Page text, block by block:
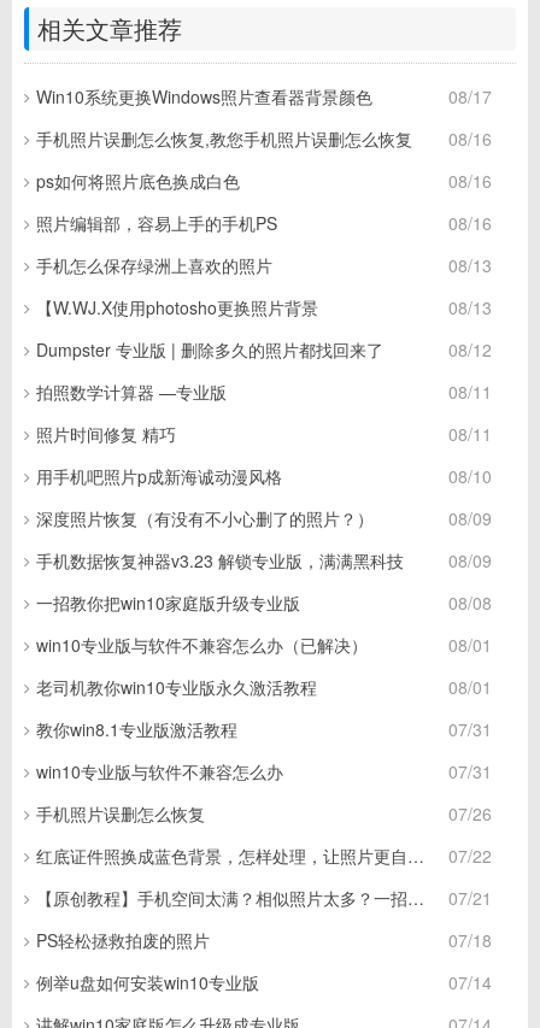
相关文章推荐
08/17
Win10系统更换Windows照片查看器背景颜色
08/16
手机照片误删怎么恢复,教您手机照片误删怎么恢复
08/16
ps如何将照片底色换成白色
08/16
照片编辑部，容易上手的手机PS
08/13
手机怎么保存绿洲上喜欢的照片
08/13
【W.WJ.X使用photosho更换照片背景
08/12
Dumpster 专业版 | 删除多久的照片都找回来了
08/11
拍照数学计算器 —专业版
08/11
照片时间修复 精巧
08/10
用手机吧照片p成新海诚动漫风格
08/09
深度照片恢复（有没有不小心删了的照片？）
08/09
手机数据恢复神器v3.23 解锁专业版，满满黑科技
08/08
一招教你把win10家庭版升级专业版
08/01
win10专业版与软件不兼容怎么办（已解决）
08/01
老司机教你win10专业版永久激活教程
07/31
教你win8.1专业版激活教程
07/31
win10专业版与软件不兼容怎么办
07/26
手机照片误删怎么恢复
07/22
红底证件照换成蓝色背景，怎样处理，让照片更自然呢？
07/21
【原创教程】手机空间太满？相似照片太多？一招解决 3
07/18
PS轻松拯救拍废的照片
07/14
例举u盘如何安装win10专业版